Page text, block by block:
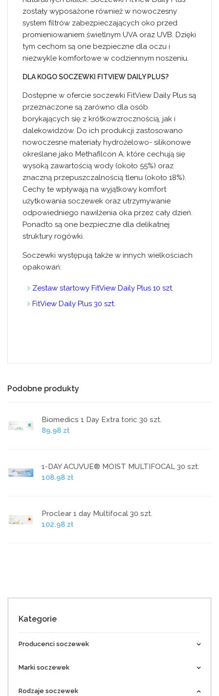
zostały wyposażone również w nowoczesny
system filtrów zabezpieczających oko przed
promieniowaniem świetlnym UVA oraz UVB. Dzięki
tym cechom są one bezpieczne dla oczu i
niezwykle komfortowe w codziennym noszeniu.
DLA KOGO SOCZEWKI FITVIEW DAILY PLUS?
Dostępne w ofercie soczewki FitView Daily Plus są
przeznaczone są zarówno dla osób
borykających się z krótkowzrocznością, jak i
dalekowidzów. Do ich produkcji zastosowano
nowoczesne materiały hydrożelowo- silikonowe
określane jako Methafilcon A, które cechują się
wysoką zawartością wody (około 55%) oraz
znaczną przepuszczalnością tlenu (około 18%).
Cechy te wpływają na wyjątkowy komfort
użytkowania soczewek oraz utrzymywanie
odpowiedniego nawilżenia oka przez cały dzień.
Ponadto są one bezpieczne dla delikatnej
struktury rogówki.
Soczewki występują także w innych wielkościach
opakowań:
Zestaw startowy FitView Daily Plus 10 szt.
FitView Daily Plus 30 szt.
Podobne produkty
Biomedics 1 Day Extra toric 30 szt.
89.98 zł
1-DAY ACUVUE® MOIST MULTIFOCAL 30 szt.
108.98 zł
Proclear 1 day Multifocal 30 szt.
102.98 zł
Kategorie
Producenci soczewek
Marki soczewek
Rodzaje soczewek